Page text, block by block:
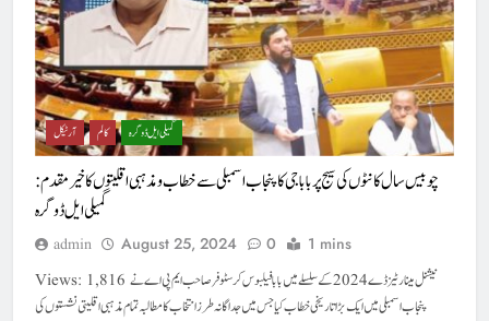
آرٹیکل کالم گمیلی ایل ڈوگرہ
چوبیس سال کانٹوں کی سیج پر بابا جی کا پنجاب اسمبلی سےخطاب و مذہبی اقلیتوں کا خیر مقدم :
گمیلی ایل ڈوگرہ
admin August 25, 2024 0 1 mins
Views: 1,816 نیشنل مینارٹیز ڈے 2024 کے سلسلے میں بابا فیلبوس کرسٹوفر صاحب ایم پی اے نے
پنجاب اسمبلی میں ایک بڑا تاریخی خطاب کیا جس میں جدا گانہ طرز انتخاب کا مطالبہ تمام مذہبی اقلیتی نشستوں کی